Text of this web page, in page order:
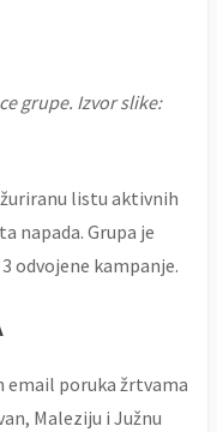
grupe. Izvor slike:
listu aktivnih
napada. Grupa je
odvojene kampanje.
email poruka žrtvama
Maleziju i Južnu